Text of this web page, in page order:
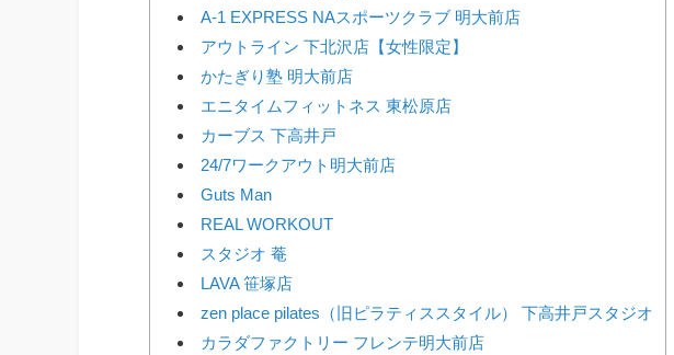
A-1 EXPRESS NAスポーツクラブ 明大前店
アウトライン 下北沢店【女性限定】
かたぎり塾 明大前店
エニタイムフィットネス 東松原店
カーブス 下高井戸
24/7ワークアウト明大前店
Guts Man
REAL WORKOUT
スタジオ 菴
LAVA 笹塚店
zen place pilates（旧ピラティススタイル） 下高井戸スタジオ
カラダファクトリー フレンテ明大前店